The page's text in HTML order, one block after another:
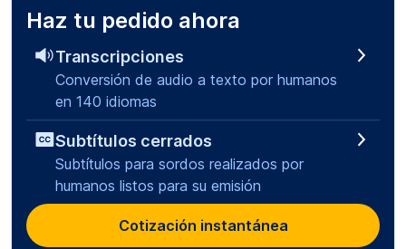
Haz tu pedido ahora
Transcripciones
Conversión de audio a texto por humanos
en 140 idiomas
Subtítulos cerrados
Subtítulos para sordos realizados por
humanos listos para su emisión
Cotización instantánea